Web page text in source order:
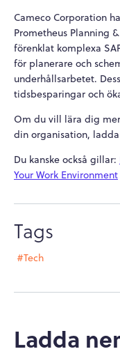
Cameco Corporation
Prometheus Planning
förenklat komplexa
för planerare och
underhållsarbetet.
tidsbesparingar och
Om du vill lära dig
din organisation,
Du kanske också gillar:
Your Work Environment
Tags
#Tech
Ladda